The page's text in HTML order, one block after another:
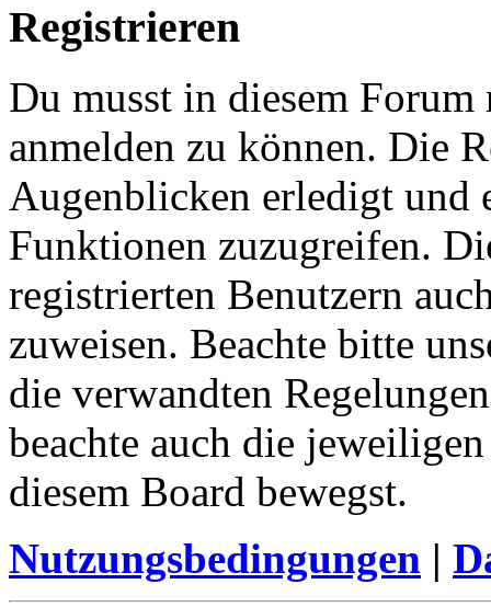
Registrieren
Du musst in diesem
anmelden zu können. Die
Augenblicken erledigt und
Funktionen zuzugreifen.
registrierten Benutzern
zuweisen. Beachte bitte
die verwandten
beachte auch die
diesem Board bewegst.
Nutzungsbedingungen |